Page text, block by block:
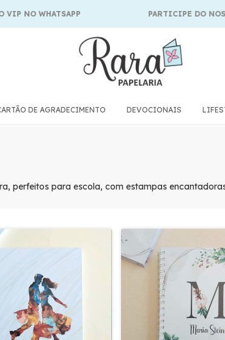
DE AGRADECIMENTO DEVOCIONAIS
perfeitos para escola, com estampas